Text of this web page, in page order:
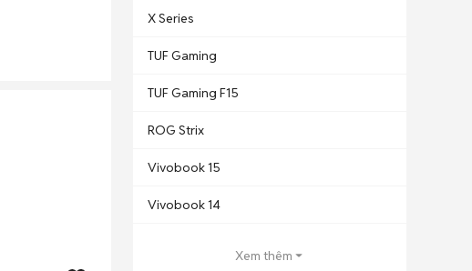
X Series
TUF Gaming
TUF Gaming F15
ROG Strix
Vivobook 15
Vivobook 14
Xem thêm